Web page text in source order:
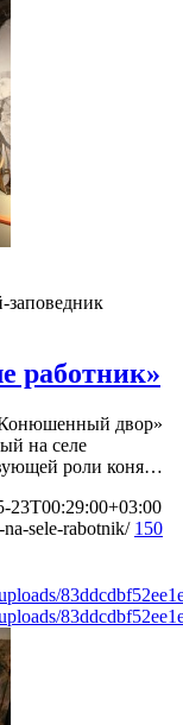
заповедник
работник»
двор»
на селе
роли коня…
23T00:29:00+03:00
sele-rabotnik/ 150